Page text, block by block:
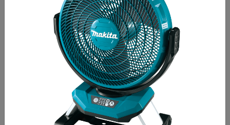
Vissza
Kategóriák
Autó és kerékpár tartozékok
Bútor Tartozékok